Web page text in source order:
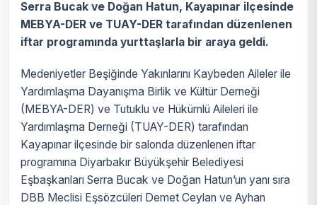
Serra Bucak ve Doğan Hatun, Kayapınar ilçesinde
MEBYA-DER ve TUAY-DER tarafından düzenlenen
iftar programında yurttaşlarla bir araya geldi.
Medeniyetler Beşiğinde Yakınlarını Kaybeden Aileler ile
Yardımlaşma Dayanışma Birlik ve Kültür Derneği
(MEBYA-DER) ve Tutuklu ve Hükümlü Aileleri ile
Yardımlaşma Derneği (TUAY-DER) tarafından
Kayapınar ilçesinde bir salonda düzenlenen iftar
programına Diyarbakır Büyükşehir Belediyesi
Eşbaşkanları Serra Bucak ve Doğan Hatun’un yanı sıra
DBB Meclisi Eşsözcüleri Demet Ceylan ve Ayhan